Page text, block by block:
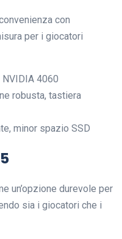
con
per i giocatori
4060
robusta, tastiera
minor spazio SSD
un’opzione durevole per
sia i giocatori che i